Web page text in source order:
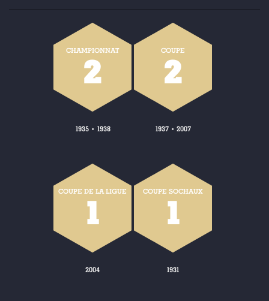
CHAMPIONNAT
2
1935• 1938
COUPE
2
1937 • 2007
COUPE DE LA LIGUE
1
2004
COUPE SOCHAUX
1
1931